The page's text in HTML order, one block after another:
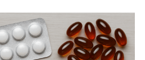
Wissen
& Bewegung